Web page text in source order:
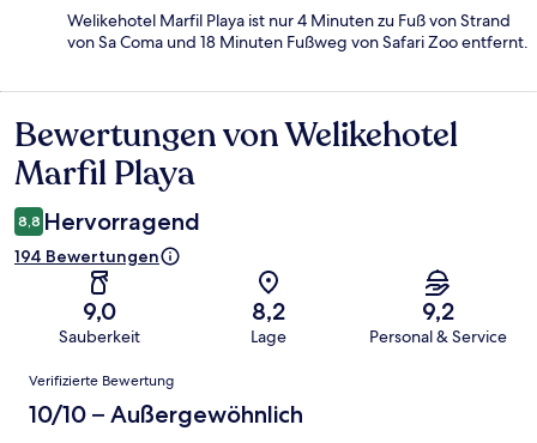
Welikehotel Marfil Playa ist nur 4 Minuten zu Fuß von Strand
von Sa Coma und 18 Minuten Fußweg von Safari Zoo entfernt.
Bewertungen
Bewertungen von Welikehotel
Marfil Playa
8,8 Hervorragend
194 Bewertungen
9,0
Sauberkeit
8,2
Lage
9,2
Personal & Service
Bewertungen
Verifizierte Bewertung
10/10 – Außergewöhnlich